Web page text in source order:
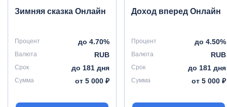
Зимняя сказка Онлайн
Процент до 4.70%
Валюта RUB
Срок до 181 дня
Сумма от 5 000 ₽
Доход вперед Онлайн
Процент до 4.50%
Валюта RUB
Срок до 181 дня
Сумма от 5 000 ₽